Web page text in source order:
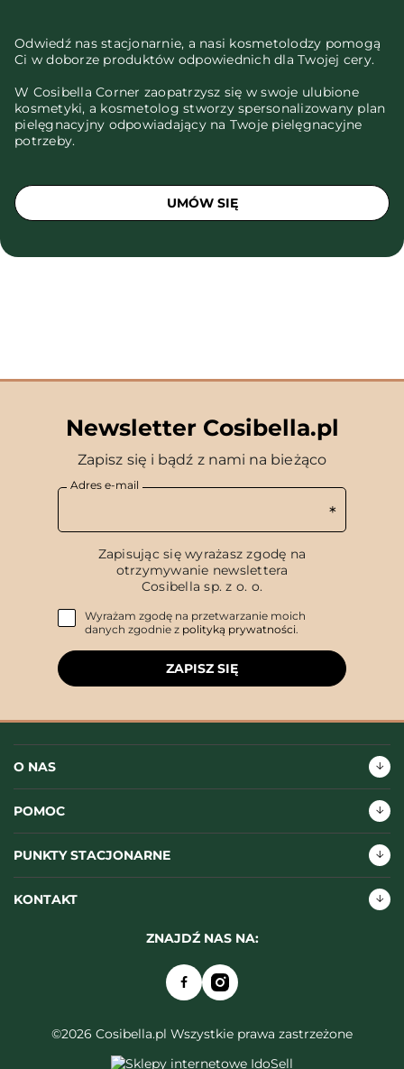
Odwiedź nas stacjonarnie, a nasi kosmetolodzy pomogą
Ci w doborze produktów odpowiednich dla Twojej cery.
W Cosibella Corner zaopatrzysz się w swoje ulubione
kosmetyki, a kosmetolog stworzy spersonalizowany plan
pielęgnacyjny odpowiadający na Twoje pielęgnacyjne
potrzeby.
UMÓW SIĘ
Newsletter Cosibella.pl
Zapisz się i bądź z nami na bieżąco
Adres e-mail
Zapisując się wyrażasz zgodę na
otrzymywanie newslettera
Cosibella sp. z o. o.
Wyrażam zgodę na przetwarzanie moich
danych zgodnie z polityką prywatności.
ZAPISZ SIĘ
O NAS
POMOC
PUNKTY STACJONARNE
KONTAKT
ZNAJDŹ NAS NA:
©2026 Cosibella.pl Wszystkie prawa zastrzeżone